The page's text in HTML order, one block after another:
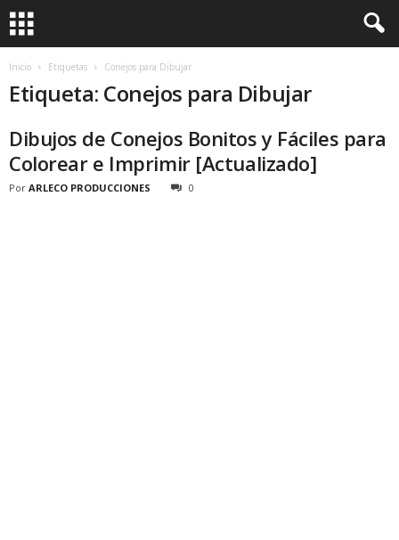
Inicio Etiquetas Conejos para Dibujar
Etiqueta: Conejos para Dibujar
Dibujos de Conejos Bonitos y Fáciles para
Colorear e Imprimir [Actualizado]
Por ARLECO PRODUCCIONES 0